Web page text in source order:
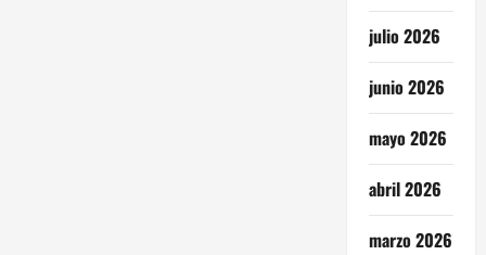
julio 2026
junio 2026
mayo 2026
abril 2026
marzo 2026